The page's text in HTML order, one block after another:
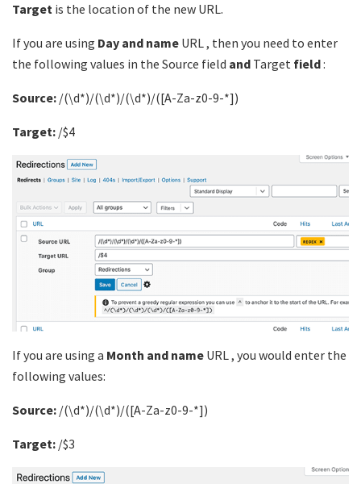
Target is the location of the new URL.
If you are using Day and name URL , then you need to enter
the following values ​​in the Source field and Target field:
Source: /(\d*)/(\d*)/(\d*)/([A-Za-z0-9-*])
Target: /$4
If you are using a Month and name URL , you would enter the
following values:
Source: /(\d*)/(\d*)/([A-Za-z0-9-*])
Target: /$3